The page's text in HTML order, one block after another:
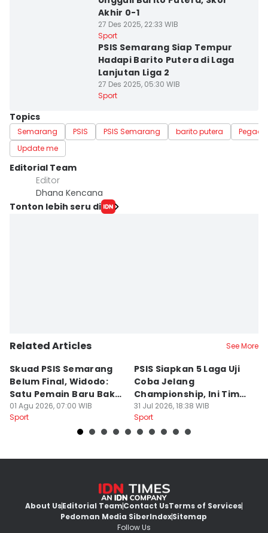
Akhir 0-1
27 Des 2025, 22:33 WIB
Sport
PSIS Semarang Siap Tempur
Hadapi Barito Putera di Laga
Lanjutan Liga 2
27 Des 2025, 05:30 WIB
Sport
Topics
Semarang PSIS PSIS Semarang barito putera
Update me
Editorial Team
Editor
Dhana Kencana
Tonton lebih seru di
Related Articles See More
Skuad PSIS Semarang
Belum Final, Widodo:
Satu Pemain Baru Bakal
Gabung
01 Agu 2026, 07:00 WIB
Sport
PSIS Siapkan 5 Laga Uji
Coba Jelang
Championship, Ini Tim
Calon Lawan
31 Jul 2026, 18:38 WIB
Sport
About UsEditorial TeamContact UsTerms of Services
Pedoman Media SiberIndexSitemap
Follow Us